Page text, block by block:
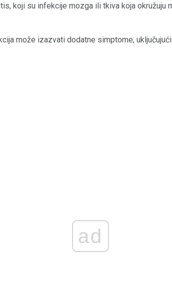
koji su infekcije mozga ili tkiva koja okružuju
može izazvati dodatne simptome, uključujući:
ad